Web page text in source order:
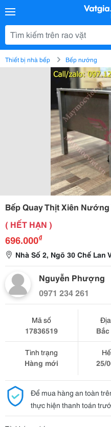
Thiết bị nhà bếp Bếp nướng
Bếp Quay Thịt Xiên
( HẾT HẠN )
696.000₫
Nhà Số 2, Ngõ 30 Chế Lan
Nguyễn Phượng
0971 234 261
Mã số
17836519
Tình trạng
Hàng mới
25/
Để mua hàng an toàn
thực hiện thanh toán